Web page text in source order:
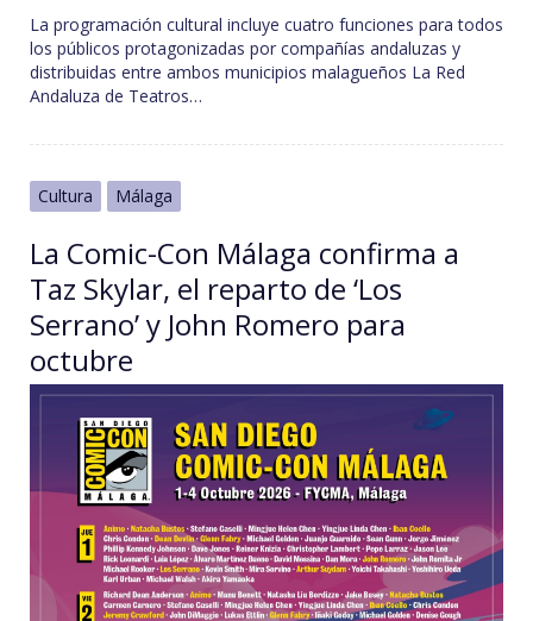
La programación cultural incluye cuatro funciones para todos
los públicos protagonizadas por compañías andaluzas y
distribuidas entre ambos municipios malagueños La Red
Andaluza de Teatros…
Cultura Málaga
La Comic-Con Málaga confirma a
Taz Skylar, el reparto de ‘Los
Serrano’ y John Romero para
octubre